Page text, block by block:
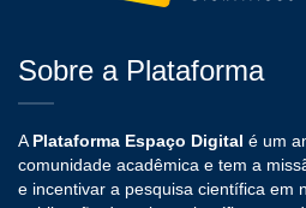
Sobre a Plataforma
A Plataforma Espaço Digital é um
comunidade acadêmica e tem a
e incentivar a pesquisa científica em